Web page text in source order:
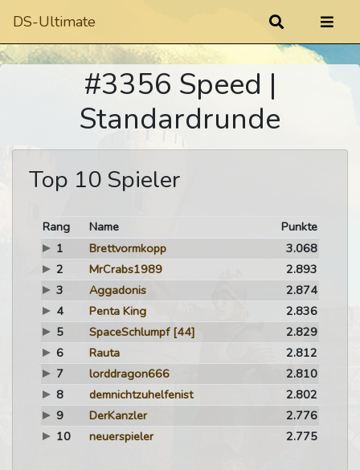
DS-Ultimate
#3356 Speed |
Standardrunde
Top 10 Spieler
Rang Name
Punkte
1
Brettvormkopp
3.068
2
MrCrabs1989
2.893
3
Aggadonis
2.874
4
Penta King
2.836
5
SpaceSchlumpf [44]
2.829
6
Rauta
2.812
7
lorddragon666
2.810
8
demnichtzuhelfenist
2.802
9
DerKanzler
2.776
10
neuerspieler 2.775